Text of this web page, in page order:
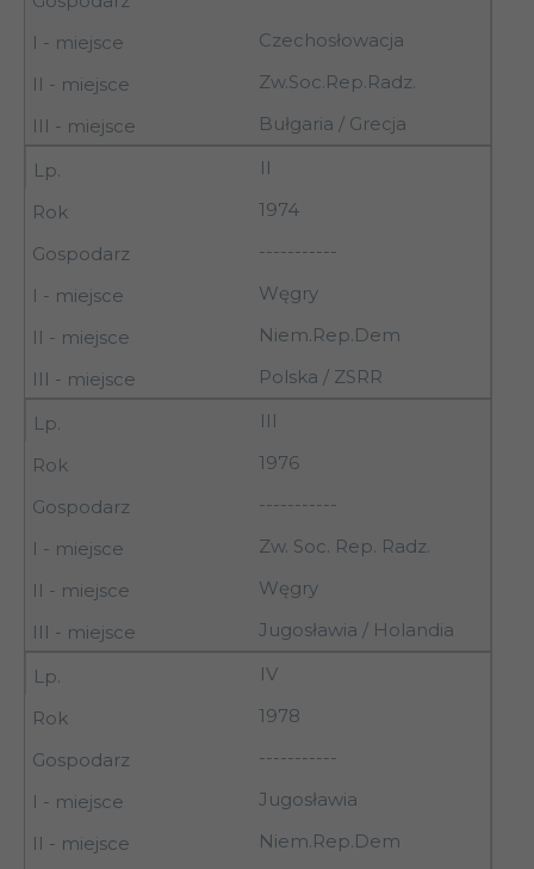
Czechosłowacja
Zw.Soc.Rep.Radz.
Bułgaria / Grecja
II
1974
-----------
Węgry
Niem.Rep.Dem
Polska / ZSRR
III
1976
-----------
Zw. Soc. Rep. Radz.
Węgry
Jugosławia / Holandia
IV
1978
-----------
Jugosławia
Niem.Rep.Dem